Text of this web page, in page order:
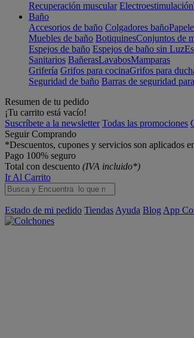
Recuperación muscular Electroestimulación
Baño
Accesorios de baño Colgadores baño
Muebles de baño BotiquinesConjuntos de
Espejos de baño Espejos de baño sin Luz
Sanitarios BañerasLavabosMamparas
Grifería Grifos para cocinaGrifos para
Seguridad de baño Barras de seguridad
Resumen de tu pedido
¡Tu carrito está vacío!
Suscríbete a la newsletter Todas las promociones
Seguir Comprando
*Descuentos, cupones y servicios son aplicados
Pago 100% seguro
Total con descuento (IVA incluido*)
Ir Al Carrito
Estado de mi pedido Tiendas Ayuda Blog App